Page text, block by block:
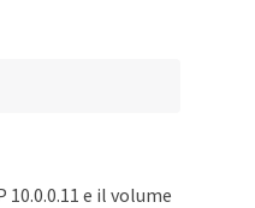
e il volume